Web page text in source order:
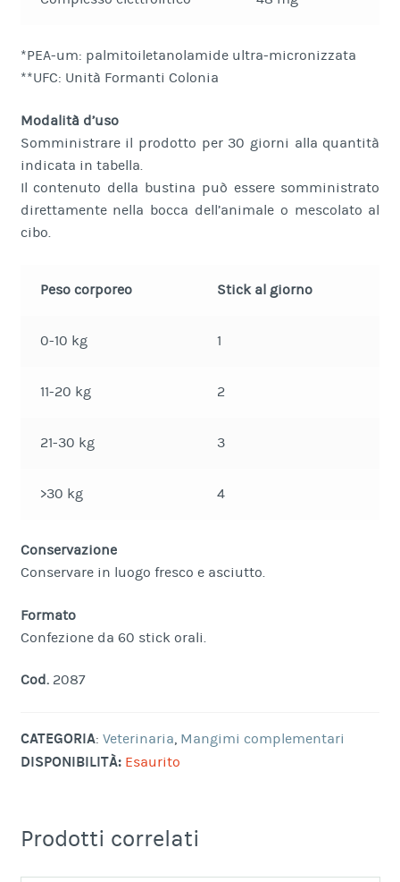
*PEA-um: palmitoiletanolamide ultra-micronizzata
**UFC: Unità Formanti Colonia
Modalità d’uso
Somministrare il prodotto per 30 giorni alla quantità
indicata in tabella.
Il contenuto della bustina può essere somministrato
direttamente nella bocca dell’animale o mescolato al
cibo.
Peso corporeo Stick al giorno
0-10 kg 1
11-20 kg 2
21-30 kg 3
>30 kg 4
Conservazione
Conservare in luogo fresco e asciutto.
Formato
Confezione da 60 stick orali.
Cod.2087
CATEGORIA: Veterinaria, Mangimi complementari
DISPONIBILITÀ: Esaurito
Prodotti correlati